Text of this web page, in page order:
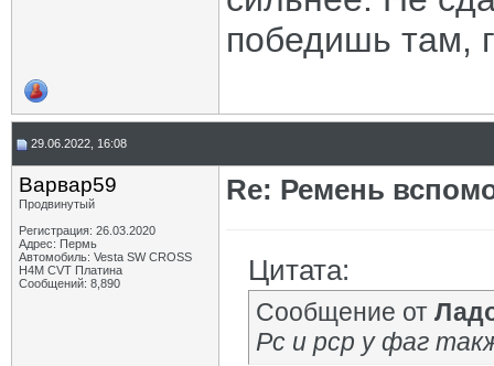
победишь там,
29.06.2022, 16:08
Варвар59
Продвинутый
Регистрация: 26.03.2020
Адрес: Пермь
Автомобиль: Vesta SW CROSS
H4M CVT Платина
Сообщений: 8,890
Re: Ремень
Цитата:
Сообщение от
Рс и рср у фаг